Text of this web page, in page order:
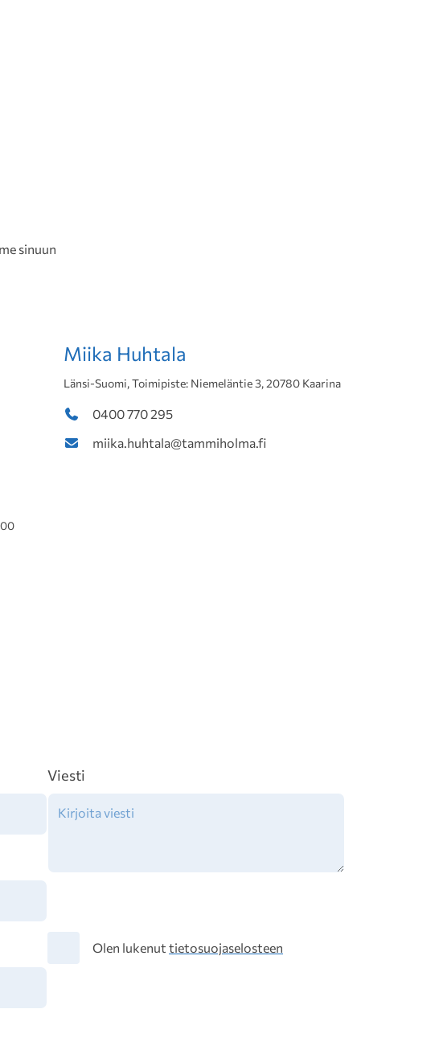
sinuun
Miika Huhtala
Länsi-Suomi, Toimipiste: Niemeläntie 3, 20780 Kaarina
0400 770 295
miika.huhtala@tammiholma.fi
Viesti
TietosuojaOlen lukenut tietosuojaselosteen